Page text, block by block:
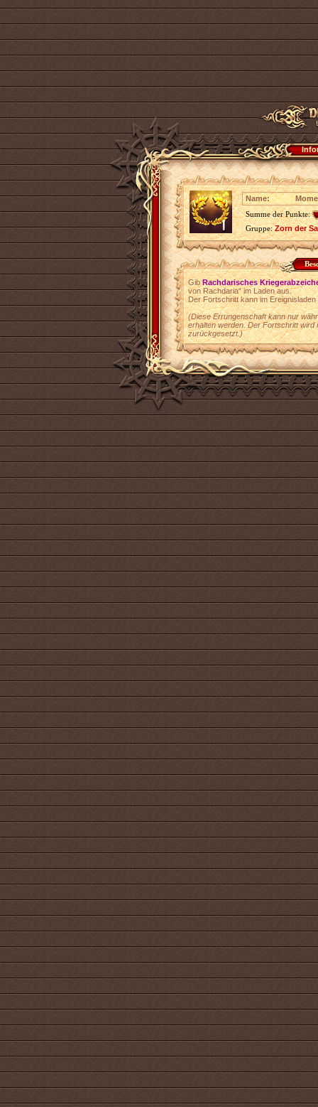
Name:
Summe der Punkte:
Gruppe:Zorn der
GibRachdarisches
von Rachdaria“ im Laden aus.
Der Fortschritt kann im
(Diese Errungenschaft kann nur
erhalten werden. Der Fortschritt wird
zurückgesetzt.)